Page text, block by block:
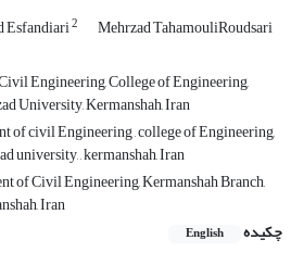
Esfandiari2 Mehrzad TahamouliRoudsari
Engineering, College of Engineering,
University, Kermanshah, Iran
of civil Engineering , college of Engineering,
university, , kermanshah, Iran
of Civil Engineering, Kermanshah Branch,
Iran
چکیده
English